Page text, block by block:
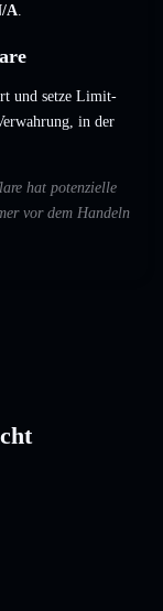
A.
und setze Limit-
in der
hat potenzielle
vor dem Handeln